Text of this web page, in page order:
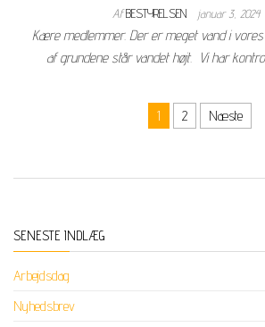
Af BESTYRELSEN januar 3, 2024
Kære medlemmer. Der er meget vand i
af grundene står vandet højt. Vi har
Indlægsinddeling1 2 Næste
SENESTE INDLÆG
Arbejdsdag
Nyhedsbrev